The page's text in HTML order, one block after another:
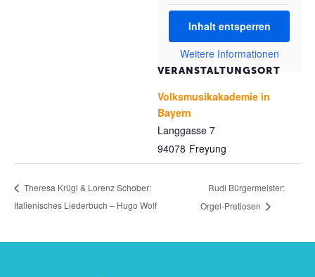
VERANSTALTUNGSORT
Volksmusikakademie in
Bayern
Langgasse 7
Freyung
94078
Inhalt entsperren
Weitere Informationen
Theresa Krügl & Lorenz Schober:
Italienisches Liederbuch – Hugo Wolf
Rudi Bürgermeister:
Orgel-Pretiosen